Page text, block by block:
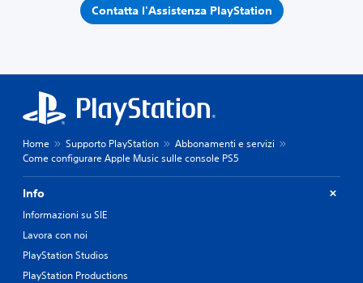
Contatta l'Assistenza PlayStation
Home Supporto PlayStation
Abbonamenti e servizi
Come configurare Apple Music sulle console PS5
Info
Informazioni su SIE
Lavora con noi
PlayStation Studios
PlayStation Productions